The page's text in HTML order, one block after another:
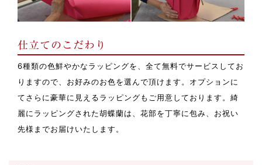
仕立てのこだわり
6種類の色鮮やかなラッピングを、全て無料でサービスしてお
りますので、お好みのお色を選んで頂けます。オプションに
てさらに豪華に見えるラッピングもご用意しております。綺
麗にラッピングされた胡蝶蘭は、花部を丁寧に包み、お祝い
先様までお届けいたします。